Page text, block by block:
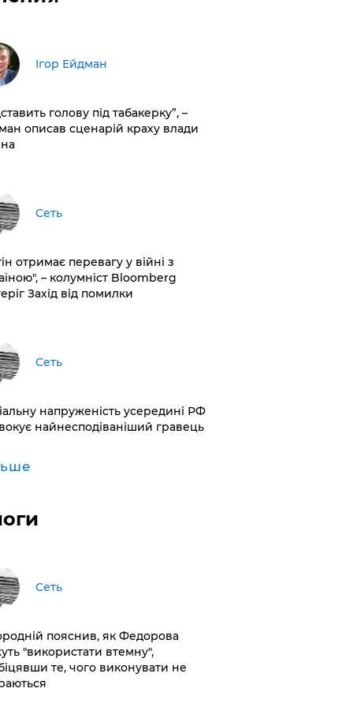
Ігор Ейдман
голову під табакерку”, –
описав сценарій краху влади
Сеть
отримає перевагу у війні з
– колумніст Bloomberg
Захід від помилки
Сеть
напруженість усередині РФ
найнесподіваніший гравець
Сеть
пояснив, як Федорова
"використати втемну",
те, чого виконувати не